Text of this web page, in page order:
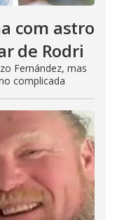
com astro
de Rodri
Fernández, mas
complicada